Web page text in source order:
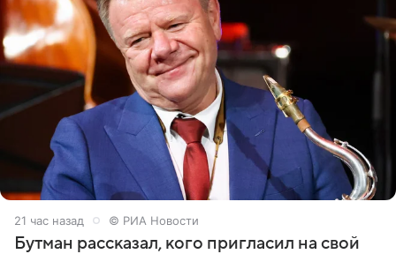
21 час назад © РИА Новости
Бутман рассказал, кого пригласил на свой